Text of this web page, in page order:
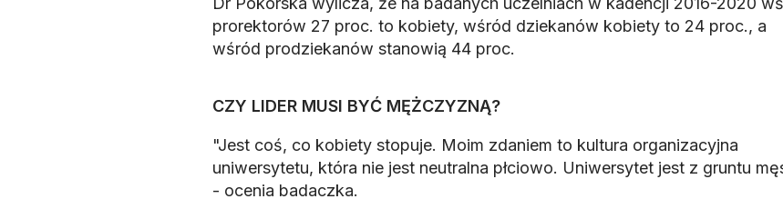
prorektorów 27 proc. to kobiety, wśród dziekanów kobiety to 24 proc., a
wśród prodziekanów stanowią 44 proc.
CZY LIDER MUSI BYĆ MĘŻCZYZNĄ?
"Jest coś, co kobiety stopuje. Moim zdaniem to kultura organizacyjna
uniwersytetu, która nie jest neutralna płciowo. Uniwersytet jest z gruntu
- ocenia badaczka.